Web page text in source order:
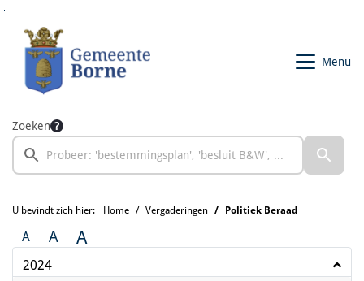
Menu
Zoeken
U bevindt zich hier: Home Vergaderingen Politiek Beraad
A A A
2024